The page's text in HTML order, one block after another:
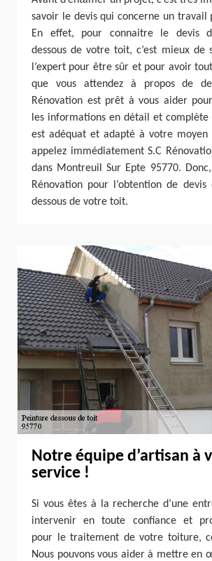
savoir le devis qui concerne un travail
En effet, pour connaitre le devis
dessous de votre toit, c’est mieux de
l’expert pour être sûr et pour avoir
que vous attendez à propos de
Rénovation est prêt à vous aider
les informations en détail et complète
est adéquat et adapté à votre moyen
appelez immédiatement S.C
dans Montreuil Sur Epte 95770.
Rénovation pour l’obtention de
dessous de votre toit.
Notre équipe d’artisan à
service !
Si vous êtes à la recherche d’une
intervenir en toute confiance et
pour le traitement de votre toiture,
Nous pouvons vous aider à mettre en